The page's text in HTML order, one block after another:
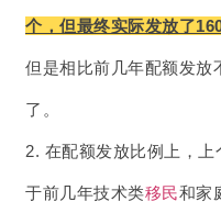
个，但最终实际发放了
但是相比前几年配额发放
了。
2. 在配额发放比例上，
于前几年技术类移民和家